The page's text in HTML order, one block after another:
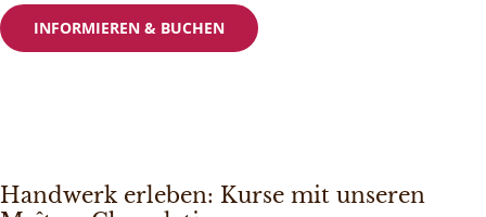
INFORMIEREN & BUCHEN
Handwerk erleben: Kurse mit unseren